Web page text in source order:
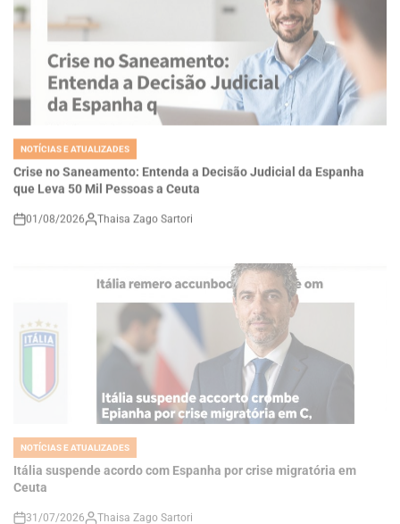
NOTÍCIAS E ATUALIZADES
que Leva 50 Mil Pessoas a Ceuta
on
01/08/2026 Thaisa Zago Sartori
POSTED
NOTÍCIAS E ATUALIZADES
Itália suspende acordo com Espanha por crise migratória em
on
31/07/2026 Thaisa Zago Sartori